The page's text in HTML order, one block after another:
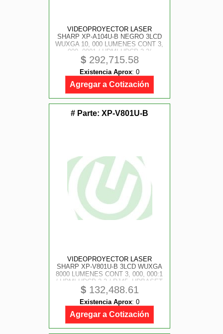
VIDEOPROYECTOR LASER
SHARP XP-A104U-B NEGRO 3LCD
WUXGA 10, 000 LUMENES CONT 3,
000, 0001 / HDMI-HDCP 2.2/
HDBASET / RJ45, DISPLAY PORT
W/ HDCP 20, 000 HRS REQUIERE
DE LENTE
$292,715.58
Existencia Aprox: 0
Agregar a Cotización
# Parte: XP-V801U-B
VIDEOPROYECTOR LASER
SHARP XP-V801U-B 3LCD WUXGA
8000 LUMENES CONT 3, 000, 000:1
/ HDMI-HDCP 2.2 / RJ45, HDBASET
W/ HDCP 20, 000 HRS
***REQUIERE DE LENTE***
$132,488.61
Existencia Aprox: 0
Agregar a Cotización